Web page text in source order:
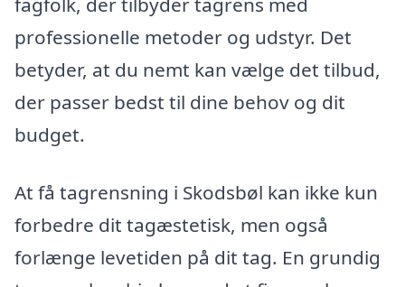
professionelle metoder og udstyr. Det
betyder, at du nemt kan vælge det tilbud,
der passer bedst til dine behov og dit
budget.
At få tagrensning i Skodsbøl kan ikke kun
forbedre dit tagæstetisk, men også
forlænge levetiden på dit tag. En grundig